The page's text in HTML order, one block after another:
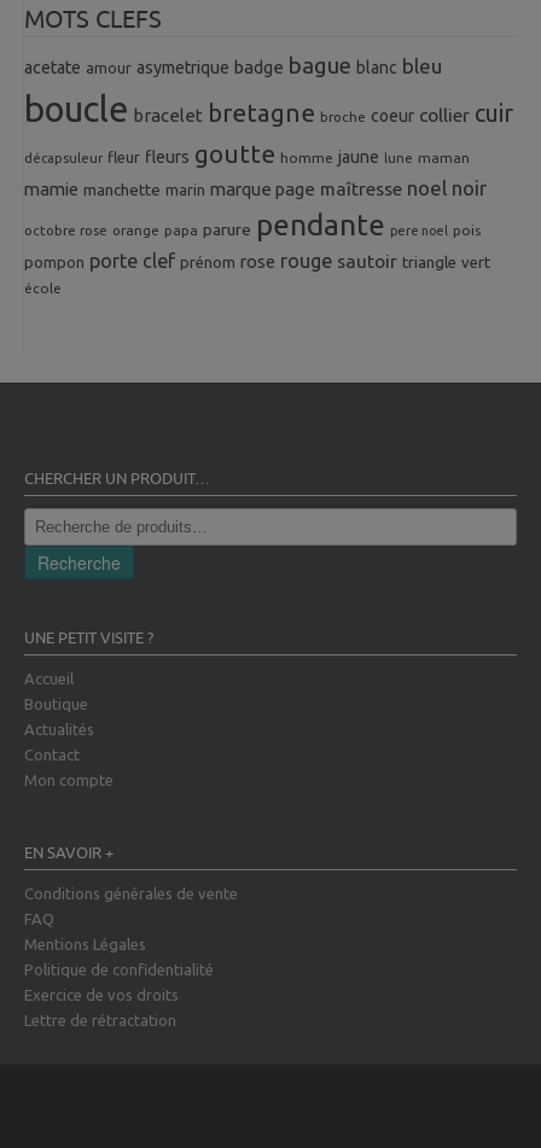
MOTS CLEFS
acetate amour asymetrique badge bague blanc bleu
boucle bracelet bretagne broche coeur collier cuir
décapsuleur fleur fleurs goutte homme jaune lune maman
mamie manchette marin marque page maîtresse noel noir
octobre rose orange papa parure pendante pere noel pois
pompon porte clef prénom rose rouge sautoir triangle vert
école
CHERCHER UN PRODUIT…
Recherche
pour :
Recherche
UNE PETIT VISITE ?
Accueil
Boutique
Actualités
Contact
Mon compte
EN SAVOIR +
Conditions générales de vente
FAQ
Mentions Légales
Politique de confidentialité
Exercice de vos droits
Lettre de rétractation